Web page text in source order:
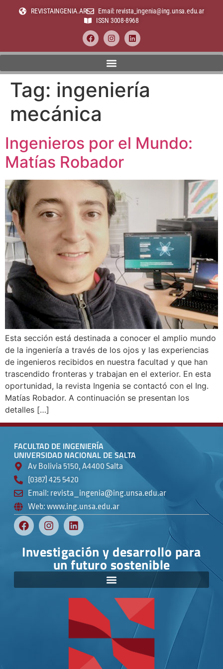
REVISTAINGENIA.AR
Email: revista_ingenia@ing.unsa.edu.ar
ISSN 3008-8968
Tag: ingeniería
mecánica
Ingenieros por el Mundo:
Matías Robador
Esta sección está destinada a conocer el amplio mundo
de la ingeniería a través de los ojos y las experiencias
de ingenieros recibidos en nuestra facultad y que han
trascendido fronteras y trabajan en el exterior. En esta
oportunidad, la revista Ingenia se contactó con el Ing.
Matías Robador. A continuación se presentan los
detalles […]
FACULTAD DE INGENIERÍA
UNIVERSIDAD NACIONAL DE SALTA
Av Bolivia 5150, A4400 Salta
(0387) 425 5420
Email: revista_ingenia@ing.unsa.edu.ar
Web: www.ing.unsa.edu.ar
Investigación y desarrollo para
un futuro sostenible